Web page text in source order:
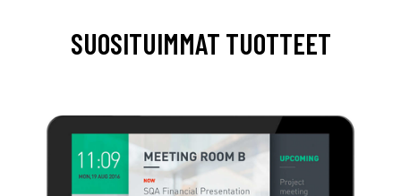
SUOSITUIMMAT TUOTTEET